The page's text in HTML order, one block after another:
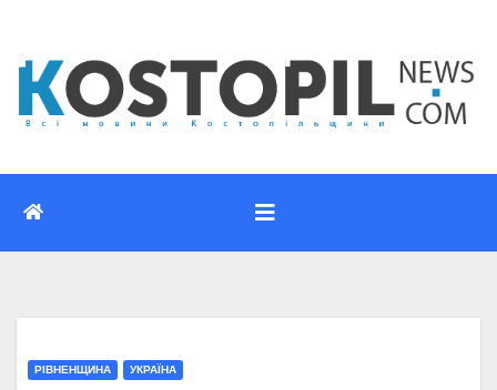
вмісту
РІВНЕНЩИНА УКРАЇНА